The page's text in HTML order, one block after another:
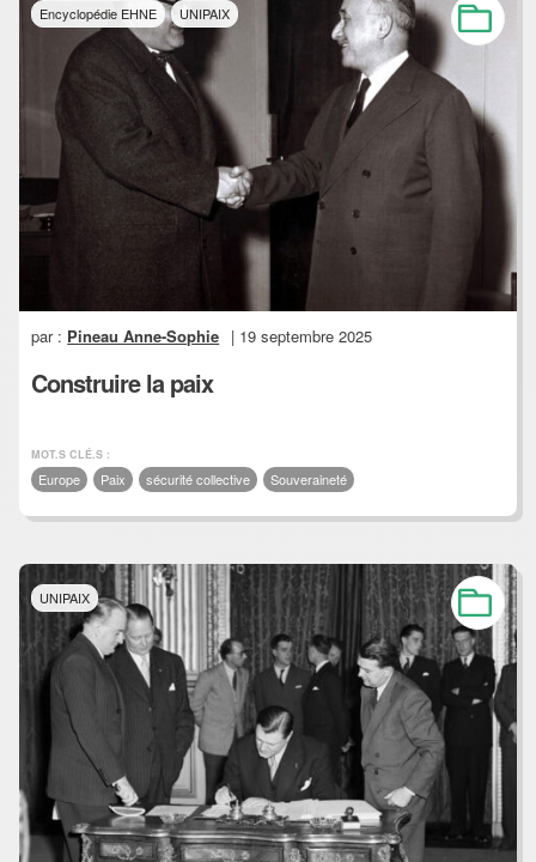
Encyclopédie EHNE UNIPAIX
par : Pineau Anne-Sophie | 19 septembre 2025
Construire la paix
MOT.S CLÉ.S :
Europe Paix sécurité collective Souveraineté
UNIPAIX